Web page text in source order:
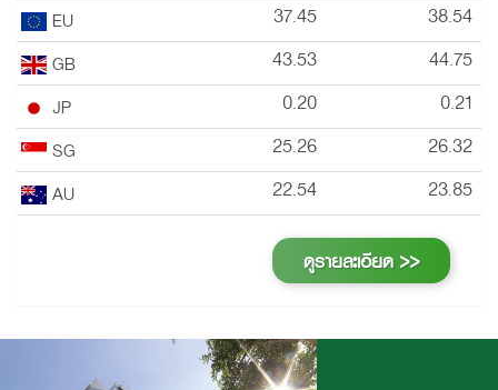
EU
37.45
38.54
GB
43.53
44.75
JP
0.20
0.21
SG
25.26
26.32
AU
22.54 23.85
ดูรายละเอียด >>